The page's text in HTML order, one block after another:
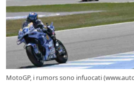
MotoGP, i rumors sono infuocati